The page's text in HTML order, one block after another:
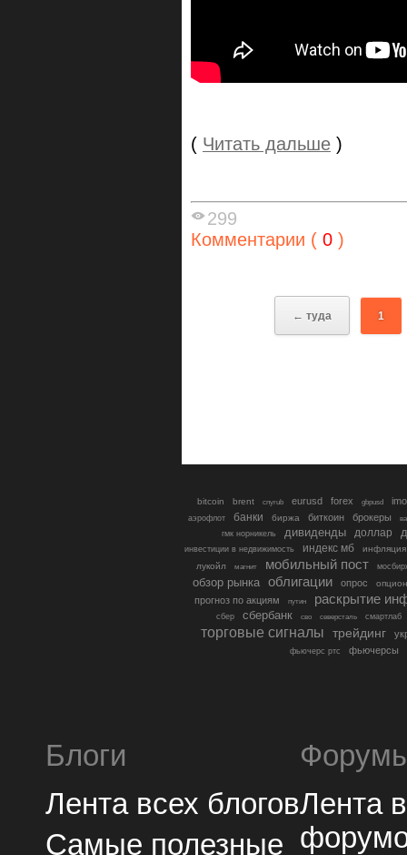
( Читать дальше )
299
Комментарии ( 0 )
← туда 1
bitcoin brent cnyrub eurusd forex gbpusd
аэрофлот банки биржа биткоин брокеры
гмк норникель
дивиденды доллар
инвестиции в недвижимость индекс мб
инфляция
лукойл
магнит мобильный пост
обзор рынка облигации опрос
прогноз по акциям путин раскрытие
сбер сбербанк сво северсталь смартлаб
торговые сигналы трейдинг
фьючерс ртс фьючерсы
Блоги
Лента всех блогов
Самые полезные
Лента